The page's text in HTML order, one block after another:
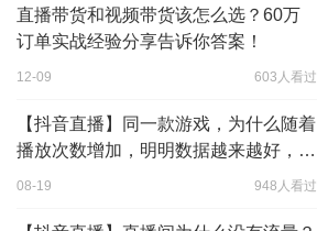
直播带货和视频带货该怎么选？60万
订单实战经验分享告诉你答案！
12-09 603人看过
【抖音直播】同一款游戏，为什么随着
播放次数增加，明明数据越来越好，收
益却越来越低？
08-19 948人看过